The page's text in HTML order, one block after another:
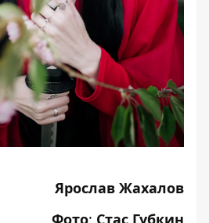
Ярослав Жахалов
Фото: Стас Губкин